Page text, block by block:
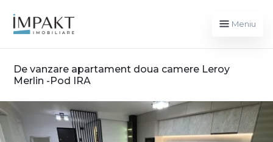
Meniu
De vanzare apartament doua camere Leroy
Merlin -Pod IRA